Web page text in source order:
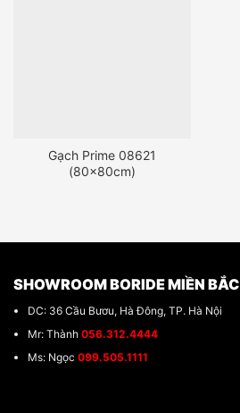
Gạch Prime 08621
(80x80cm)
SHOWROOM BORIDE MIỀN BẮC
DC: 36 Cầu Bươu, Hà Đông, TP. Hà Nội
Mr: Thành 056.312.4444
Ms: Ngọc 099.505.1111